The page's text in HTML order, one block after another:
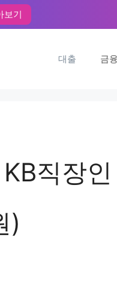
보기
대출 금융
직장인
)